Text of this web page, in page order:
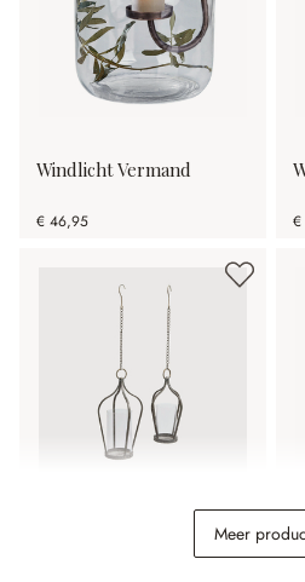
Windlicht Vermand
€ 46,95 €
Hanglantaarn set van 2Meer